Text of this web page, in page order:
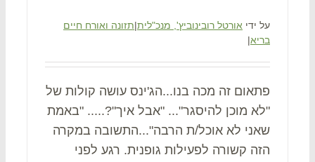
אורטל רובינוביץ', מנכ"לית תזונה ואורח חיים
פתאום זה מכה בנו...הג'ינס עושה קולות של
"לא מוכן להיסגר"... "אבל איך"?..... "באמת
שאני לא אוכל/ת הרבה"...התשובה במקרה
הזה קשורה לפעילות גופנית. רגע לפני